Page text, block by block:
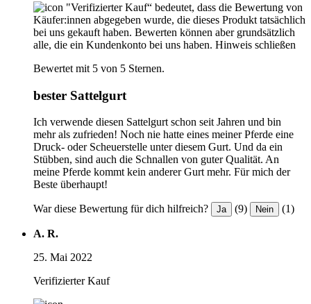
"Verifizierter Kauf“ bedeutet, dass die Bewertung von
Käufer:innen abgegeben wurde, die dieses Produkt tatsächlich
bei uns gekauft haben. Bewerten können aber grundsätzlich
alle, die ein Kundenkonto bei uns haben. Hinweis schließen
Bewertet mit 5 von 5 Sternen.
bester Sattelgurt
Ich verwende diesen Sattelgurt schon seit Jahren und bin
mehr als zufrieden! Noch nie hatte eines meiner Pferde eine
Druck- oder Scheuerstelle unter diesem Gurt. Und da ein
Stübben, sind auch die Schnallen von guter Qualität. An
meine Pferde kommt kein anderer Gurt mehr. Für mich der
Beste überhaupt!
War diese Bewertung für dich hilfreich? Ja (9) Nein (1)
A. R.
25. Mai 2022
Verifizierter Kauf